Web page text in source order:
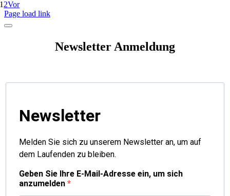
1 2Vor
Page load link
Newsletter Anmeldung
Newsletter
Melden Sie sich zu unserem Newsletter an, um auf
dem Laufenden zu bleiben.
Geben Sie Ihre E-Mail-Adresse ein, um sich
anzumelden